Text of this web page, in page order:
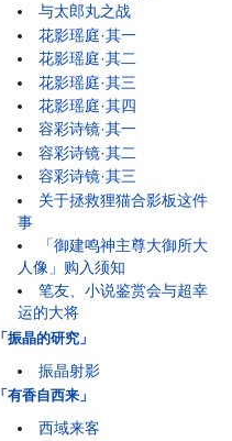
与太郎丸之战
花影瑶庭·其一
花影瑶庭·其二
花影瑶庭·其三
花影瑶庭·其四
容彩诗镜·其一
容彩诗镜·其二
容彩诗镜·其三
关于拯救狸猫合影板这件
事
「御建鸣神主尊大御所大
人像」购入须知
笔友、小说鉴赏会与超幸
运的大将
「振晶的研究」
振晶射影
「有香自西来」
西域来客